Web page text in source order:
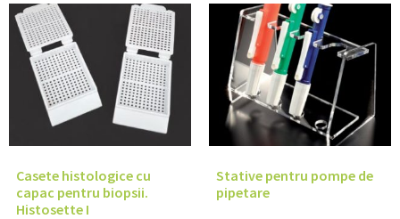
Casete histologice cu
capac pentru biopsii.
Histosette I
Stative pentru pompe de
pipetare